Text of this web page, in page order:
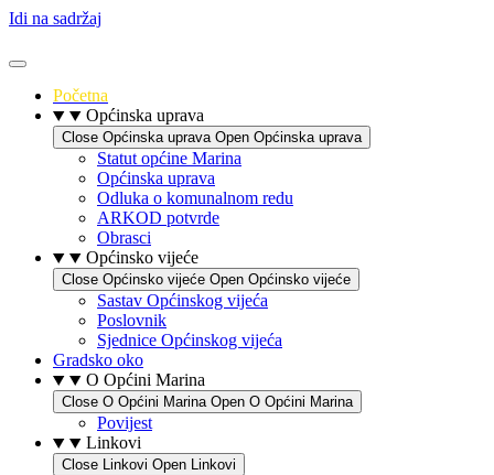
Idi na sadržaj
Početna
Općinska uprava
Close Općinska uprava Open Općinska uprava
Statut općine Marina
Općinska uprava
Odluka o komunalnom redu
ARKOD potvrde
Obrasci
Općinsko vijeće
Close Općinsko vijeće Open Općinsko vijeće
Sastav Općinskog vijeća
Poslovnik
Sjednice Općinskog vijeća
Gradsko oko
O Općini Marina
Close O Općini Marina Open O Općini Marina
Povijest
Linkovi
Close Linkovi Open Linkovi